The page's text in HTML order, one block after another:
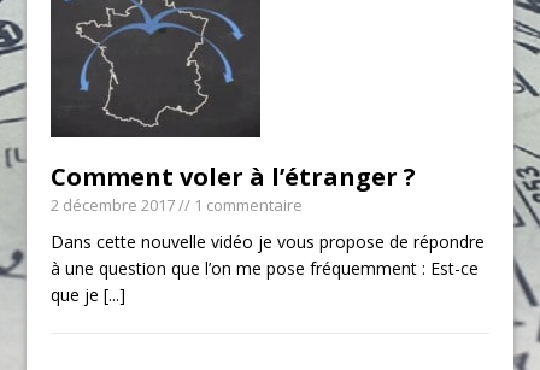
Comment voler à l’étranger ?
2 décembre 2017// 1 commentaire
Dans cette nouvelle vidéo je vous propose de répondre
à une question que l’on me pose fréquemment : Est-ce
que je[...]